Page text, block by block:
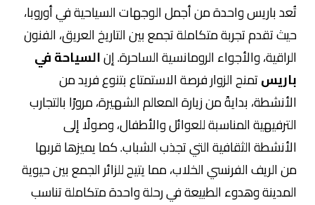
تُعدباريسواحدة من أجمل الوجهات السياحية في أوروبا،
حيث تقدم تجربة متكاملة تجمع بين التاريخ العريق، الفنون
الراقية، والأجواء الرومانسية الساحرة. إنالسياحة في
باريستمنح الزوار فرصة الاستمتاع بتنوع فريد من
الأنشطة، بدايةً من زيارة المعالم الشهيرة، مرورًا بالتجارب
الترفيهية المناسبة للعوائل والأطفال، وصولًا إلى
الأنشطة الثقافية التي تجذب الشباب. كما يميزها قربها
من الريف الفرنسي الخلاب، مما يتيح للزائر الجمع بين حيوية
المدينة وهدوء الطبيعة في رحلة واحدة متكاملة تناسب